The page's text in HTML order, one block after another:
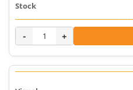
- +